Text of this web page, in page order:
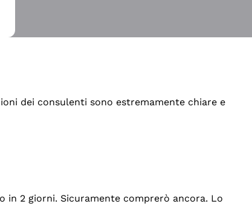
dei consulenti sono estremamente chiare e
in 2 giorni. Sicuramente comprerò ancora. Lo